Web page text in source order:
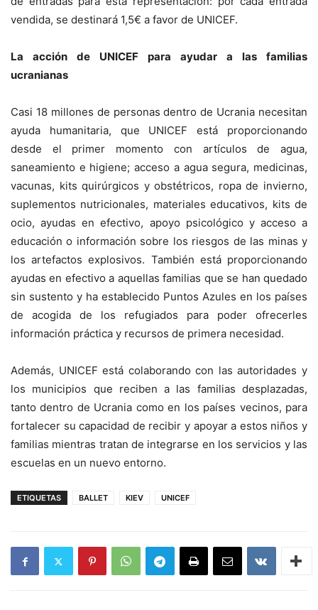
vendida, se destinará 1,5€ a favor de UNICEF.
La acción de UNICEF para ayudar a las familias
ucranianas
Casi 18 millones de personas dentro de Ucrania necesitan
ayuda humanitaria, que UNICEF está proporcionando
desde el primer momento con artículos de agua,
saneamiento e higiene; acceso a agua segura, medicinas,
vacunas, kits quirúrgicos y obstétricos, ropa de invierno,
suplementos nutricionales, materiales educativos, kits de
ocio, ayudas en efectivo, apoyo psicológico y acceso a
educación o información sobre los riesgos de las minas y
los artefactos explosivos. También está proporcionando
ayudas en efectivo a aquellas familias que se han quedado
sin sustento y ha establecido Puntos Azules en los países
de acogida de los refugiados para poder ofrecerles
información práctica y recursos de primera necesidad.
Además, UNICEF está colaborando con las autoridades y
los municipios que reciben a las familias desplazadas,
tanto dentro de Ucrania como en los países vecinos, para
fortalecer su capacidad de recibir y apoyar a estos niños y
familias mientras tratan de integrarse en los servicios y las
escuelas en un nuevo entorno.
ETIQUETAS BALLET KIEV UNICEF